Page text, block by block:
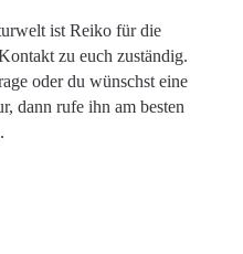
ist Reiko für die
zu euch zuständig.
oder du wünschst eine
dann rufe ihn am besten